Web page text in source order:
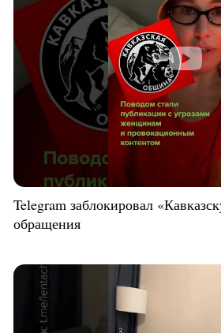
Telegram заблокировал
обращения